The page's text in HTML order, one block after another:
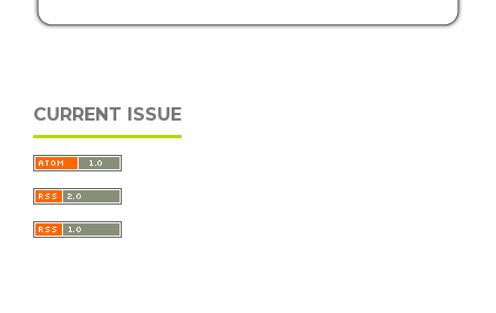
CURRENT ISSUE